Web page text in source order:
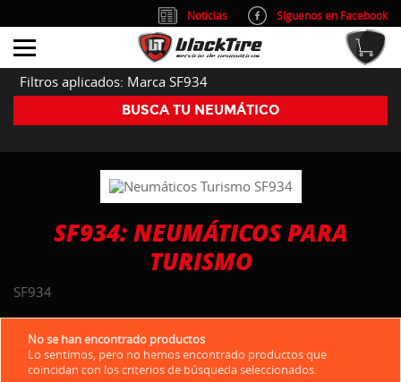
Filtros aplicados: Marca SF934
BUSCA TU NEUMÁTICO
SF934: NEUMÁTICOS PARA
TURISMO
SF934
No se han encontrado productos
Lo sentimos, pero no hemos encontrado productos que
coincidan con los criterios de búsqueda seleccionados.
Noticias
Síguenos en Facebook
info@blacktire.es
914 353 309
Atención al cliente: L/V 9:00-14:00 y 15:00-19:00